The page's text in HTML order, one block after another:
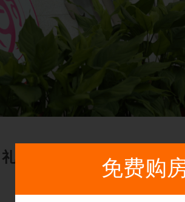
礼嘉中学的办学情况免费购